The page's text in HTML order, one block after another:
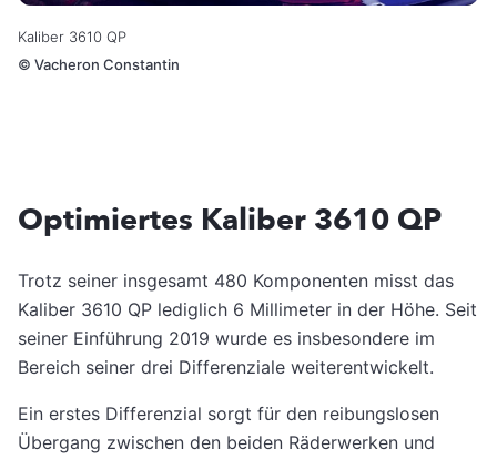
Kaliber 3610 QP
© Vacheron Constantin
Optimiertes Kaliber 3610 QP
Trotz seiner insgesamt 480 Komponenten misst das
Kaliber 3610 QP lediglich 6 Millimeter in der Höhe. Seit
seiner Einführung 2019 wurde es insbesondere im
Bereich seiner drei Differenziale weiterentwickelt.
Ein erstes Differenzial sorgt für den reibungslosen
Übergang zwischen den beiden Räderwerken und